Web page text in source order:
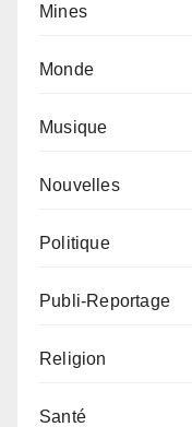
Mines
Monde
Musique
Nouvelles
Politique
Publi-Reportage
Religion
Santé